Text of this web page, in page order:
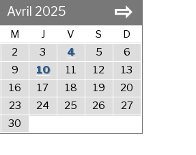
Avril 2025 ⇨
M J V S
D
2 3 4 5
6
9 10 11 12
13
16 17 18 19
20
23 24 25 26
27
30